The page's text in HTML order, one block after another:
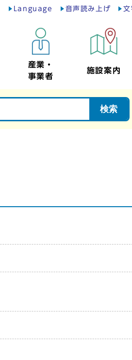
Language 音声読み上げ 文
産業・
事業者
施設案内
検索